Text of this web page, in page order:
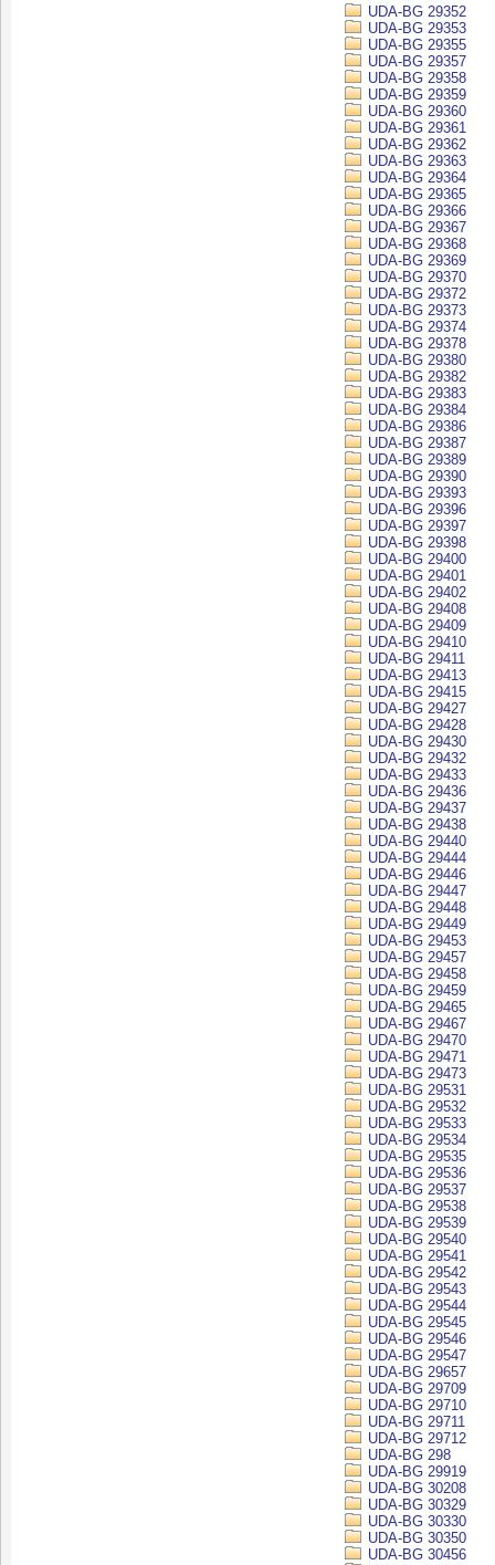
UDA-BG 29352
UDA-BG 29353
UDA-BG 29355
UDA-BG 29357
UDA-BG 29358
UDA-BG 29359
UDA-BG 29360
UDA-BG 29361
UDA-BG 29362
UDA-BG 29363
UDA-BG 29364
UDA-BG 29365
UDA-BG 29366
UDA-BG 29367
UDA-BG 29368
UDA-BG 29369
UDA-BG 29370
UDA-BG 29372
UDA-BG 29373
UDA-BG 29374
UDA-BG 29378
UDA-BG 29380
UDA-BG 29382
UDA-BG 29383
UDA-BG 29384
UDA-BG 29386
UDA-BG 29387
UDA-BG 29389
UDA-BG 29390
UDA-BG 29393
UDA-BG 29396
UDA-BG 29397
UDA-BG 29398
UDA-BG 29400
UDA-BG 29401
UDA-BG 29402
UDA-BG 29408
UDA-BG 29409
UDA-BG 29410
UDA-BG 29411
UDA-BG 29413
UDA-BG 29415
UDA-BG 29427
UDA-BG 29428
UDA-BG 29430
UDA-BG 29432
UDA-BG 29433
UDA-BG 29436
UDA-BG 29437
UDA-BG 29438
UDA-BG 29440
UDA-BG 29444
UDA-BG 29446
UDA-BG 29447
UDA-BG 29448
UDA-BG 29449
UDA-BG 29453
UDA-BG 29457
UDA-BG 29458
UDA-BG 29459
UDA-BG 29465
UDA-BG 29467
UDA-BG 29470
UDA-BG 29471
UDA-BG 29473
UDA-BG 29531
UDA-BG 29532
UDA-BG 29533
UDA-BG 29534
UDA-BG 29535
UDA-BG 29536
UDA-BG 29537
UDA-BG 29538
UDA-BG 29539
UDA-BG 29540
UDA-BG 29541
UDA-BG 29542
UDA-BG 29543
UDA-BG 29544
UDA-BG 29545
UDA-BG 29546
UDA-BG 29547
UDA-BG 29657
UDA-BG 29709
UDA-BG 29710
UDA-BG 29711
UDA-BG 29712
UDA-BG 298
UDA-BG 29919
UDA-BG 30208
UDA-BG 30329
UDA-BG 30330
UDA-BG 30350
UDA-BG 30456